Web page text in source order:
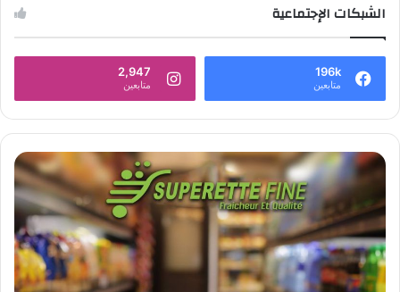
الشبكات الإجتماعية
196k
متابعين
2,947
متابعين